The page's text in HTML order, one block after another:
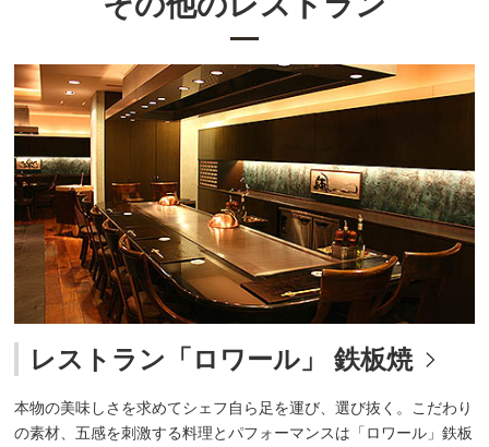
レストラン「ロワール」 鉄板焼
本物の美味しさを求めてシェフ自ら足を運び、選び抜く。こだわり
の素材、五感を刺激する料理とパフォーマンスは「ロワール」鉄板